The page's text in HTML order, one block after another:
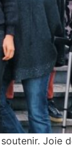
Joie